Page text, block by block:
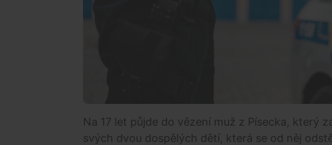
Na 17 let půjde do vězení muž z Písecka, který
svých dvou dospělých dětí, která se od něj